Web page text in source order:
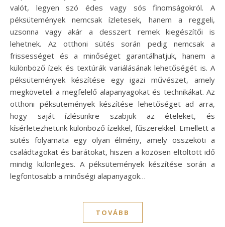
valót, legyen szó édes vagy sós finomságokról. A
péksütemények nemcsak ízletesek, hanem a reggeli,
uzsonna vagy akár a desszert remek kiegészítői is
lehetnek. Az otthoni sütés során pedig nemcsak a
frissességet és a minőséget garantálhatjuk, hanem a
különböző ízek és textúrák variálásának lehetőségét is. A
péksütemények készítése egy igazi művészet, amely
megköveteli a megfelelő alapanyagokat és technikákat. Az
otthoni péksütemények készítése lehetőséget ad arra,
hogy saját ízlésünkre szabjuk az ételeket, és
kísérletezhetünk különböző ízekkel, fűszerekkel. Emellett a
sütés folyamata egy olyan élmény, amely összeköti a
családtagokat és barátokat, hiszen a közösen eltöltött idő
mindig különleges. A péksütemények készítése során a
legfontosabb a minőségi alapanyagok…
TOVÁBB